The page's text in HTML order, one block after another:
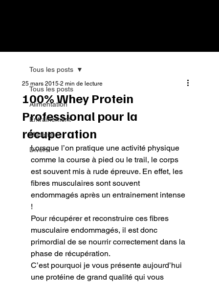
Tous les posts
Alimentation
Entrainement
Matériel
Divers
Tous les posts
100% Whey Protein
Professional pour la
récuperation
25 mars 2015 2 min de lecture
Lorsque l’on pratique une activité physique
comme la course à pied ou le trail, le corps
est souvent mis à rude épreuve. En effet, les
fibres musculaires sont souvent
endommagés après un entrainement intense
!
Pour récupérer et reconstruire ces fibres
musculaire endommagés, il est donc
primordial de se nourrir correctement dans la
phase de récupération.
C’est pourquoi je vous présente aujourd’hui
une protéine de grand qualité qui vous